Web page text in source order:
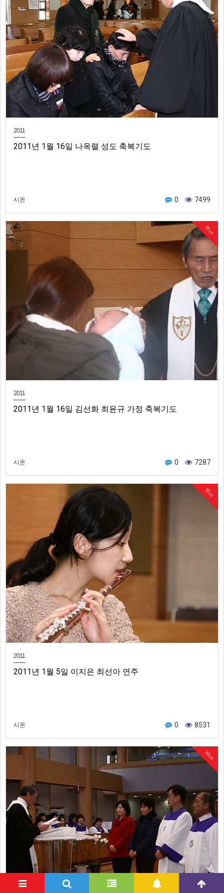
2011
2011년 1월 16일 나옥렬 성도 축복기도
시온 0 7499
Hot
2011
2011년 1월 16일 김선화 최윤규 가정 축복기도
시온 0 7287
Hot
2011
2011년 1월 5일 이지은 최선아 연주
시온 0 8531
Hot